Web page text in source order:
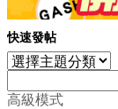
快速發帖
高級模式